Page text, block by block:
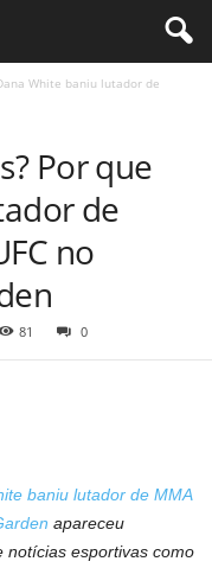
White baniu lutador de
Por que
de
no
81 0
baniu lutador de MMA
apareceu
notícias esportivas como